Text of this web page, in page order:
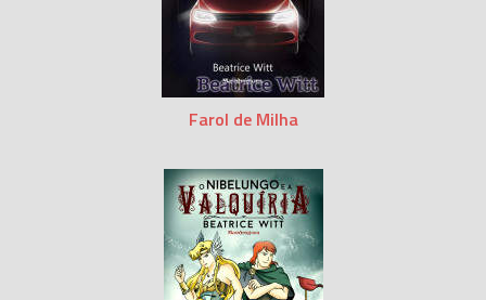
Farol de Milha